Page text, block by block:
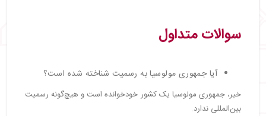
سوالات متداول
آیا جمهوری مولوسیا به رسمیت شناخته شده است؟
خیر، جمهوری مولوسیا یک کشور خودخوانده است و هیچ‌گونه رسمیت
بین‌المللی ندارد.